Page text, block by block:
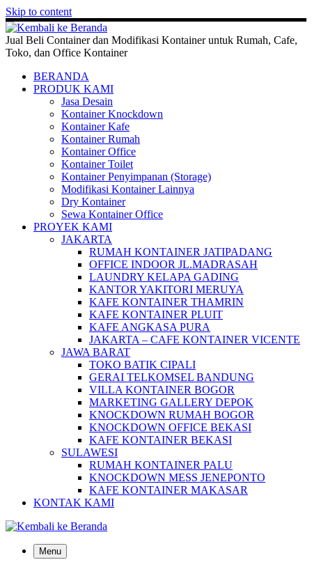
Skip to content
Jual Beli Container dan Modifikasi Kontainer untuk Rumah, Cafe,
Toko, dan Office Kontainer
BERANDA
PRODUK KAMI
Jasa Desain
Kontainer Knockdown
Kontainer Kafe
Kontainer Rumah
Kontainer Office
Kontainer Toilet
Kontainer Penyimpanan (Storage)
Modifikasi Kontainer Lainnya
Dry Kontainer
Sewa Kontainer Office
PROYEK KAMI
JAKARTA
RUMAH KONTAINER JATIPADANG
OFFICE INDOOR JL.MADRASAH
LAUNDRY KELAPA GADING
KANTOR YAKITORI MERUYA
KAFE KONTAINER THAMRIN
KAFE KONTAINER PLUIT
KAFE ANGKASA PURA
JAKARTA – CAFE KONTAINER VICENTE
JAWA BARAT
TOKO BATIK CIPALI
GERAI TELKOMSEL BANDUNG
VILLA KONTAINER BOGOR
MARKETING GALLERY DEPOK
KNOCKDOWN RUMAH BOGOR
KNOCKDOWN OFFICE BEKASI
KAFE KONTAINER BEKASI
SULAWESI
RUMAH KONTAINER PALU
KNOCKDOWN MESS JENEPONTO
KAFE KONTAINER MAKASAR
KONTAK KAMI
Menu